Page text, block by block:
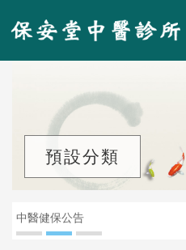
預設分類
中醫健保公告